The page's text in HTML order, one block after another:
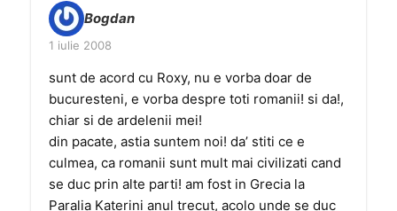
Bogdan
1 iulie 2008
sunt de acord cu Roxy, nu e vorba doar de
bucuresteni, e vorba despre toti romanii! si da!,
chiar si de ardelenii mei!
din pacate, astia suntem noi! da’ stiti ce e
culmea, ca romanii sunt mult mai civilizati cand
se duc prin alte parti! am fost in Grecia la
Paralia Katerini anul trecut, acolo unde se duc